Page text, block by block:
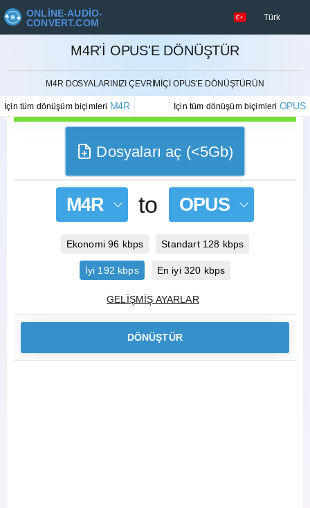
ONLINE-AUDIO-
CONVERT.COM
Türk
M4R'I OPUS'E DÖNÜŞTÜR
M4R DOSYALARINIZI ÇEVRIMIÇI OPUS'E DÖNÜŞTÜRÜN
İçin tüm dönüşüm biçimleri M4R İçin tüm dönüşüm biçimleri OPUS
İPTAL ETMEK
Dosyaları aç (<5Gb)
M4R to OPUS
Ekonomi 96 kbps Standart 128 kbps
İyi 192 kbps En iyi 320 kbps
GELIŞMIŞ AYARLAR
DÖNÜŞTÜR